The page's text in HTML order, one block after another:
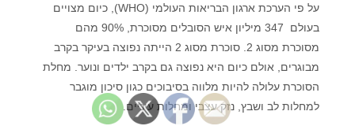
על פי הערכת ארגון הבריאות העולמי (WHO), כיום מצויים
בעולם 347 מיליון איש הסובלים מסוכרת, 90% מהם
מסוכרת מסוג 2. סוכרת מסוג 2 הייתה נפוצה בעיקר בקרב
מבוגרים, אולם כיום היא נפוצה גם בקרב ילדים ונוער. מחלת
הסוכרת עלולה להיות מלווה בסיבוכים כגון סיכון מוגבר
למחלות לב ושבץ, נזק עצבי ומחלות עיניים.